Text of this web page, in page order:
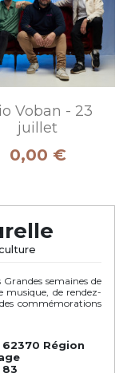
Voban - 23
juillet
Prix
0,00 €
semaines de
musique, de rendez-
commémorations
62370 Région
83